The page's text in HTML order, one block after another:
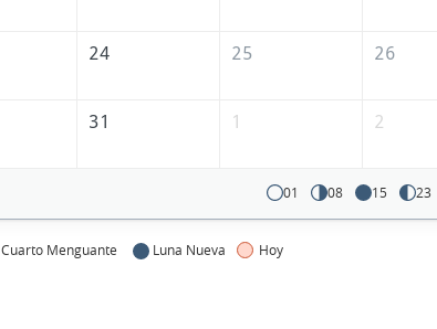
24 25 26
31 1 2
01 08 15 23
Cuarto Menguante Luna Nueva Hoy